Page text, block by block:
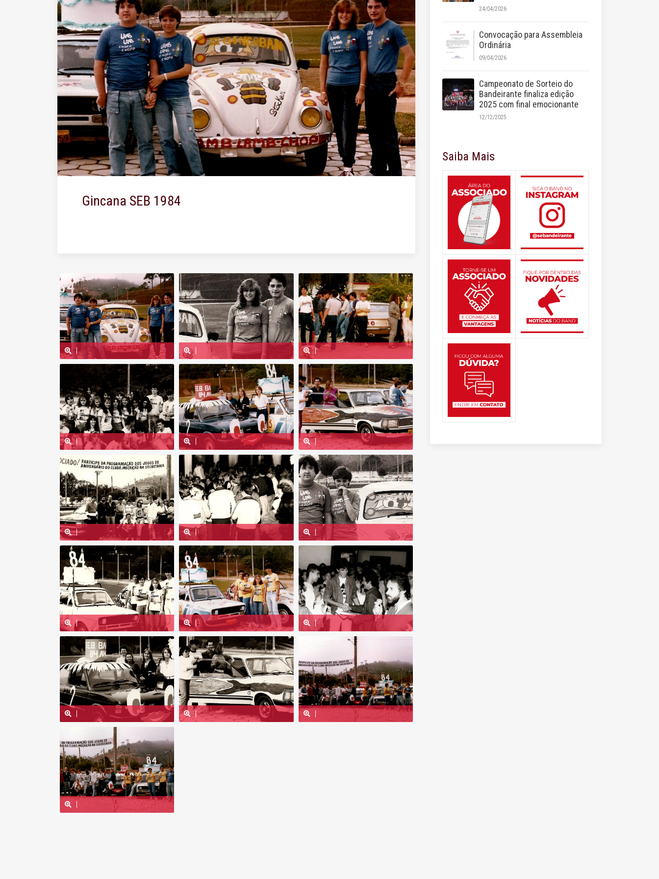
Gincana SEB 1984
24/04/2026
Convocação para Assembleia
Ordinária
09/04/2026
Campeonato de Sorteio do
Bandeirante finaliza edição
2025 com final emocionante
12/12/2025
Saiba Mais